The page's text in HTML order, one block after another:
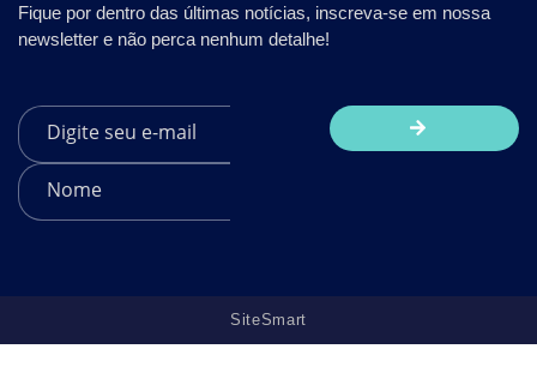
Fique por dentro das últimas notícias, inscreva-se em nossa
newsletter e não perca nenhum detalhe!
SiteSmart